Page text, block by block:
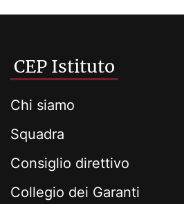
CEP Istituto
Chi siamo
Squadra
Consiglio direttivo
Collegio dei Garanti